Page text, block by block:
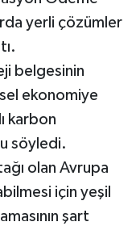
yerli çözümler
belgesinin
ekonomiye
karbon
söyledi.
olan Avrupa
için yeşil
şart